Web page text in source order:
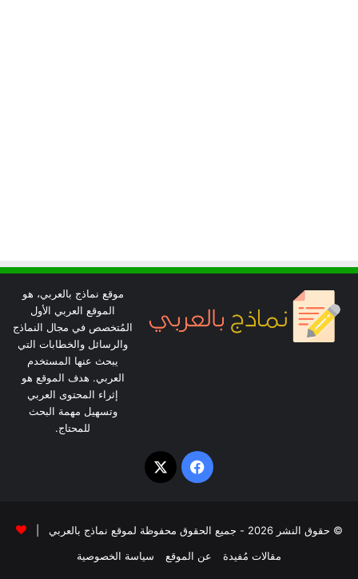
موقع نماذج بالعربي، هو
الموقع العربي الأول
المُتخصص في مجال النماذج
والرسائل والخطابات التي
يبحث عنها المستخدم
العربي. هدف الموقع هو
إثراء المحتوى العربي
وتسهيل مهمة البحث
للمحتاج.
فيسبوك
‫X
© حقوق النشر 2026 - جميع الحقوق محفوظة لموقع نماذج بالعربي |
مقالات مُفيدة
عن الموقع سياسة الخصوصية